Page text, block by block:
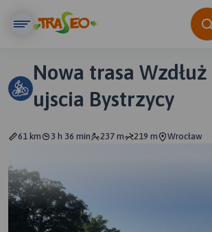
Nowa trasa
ujscia Bystrzycy
61 km 3 h 36 min 237 m 219 m Wrocław